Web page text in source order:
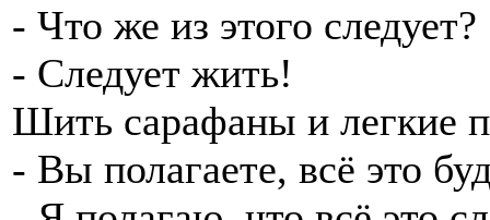
- Что же из этого следует?
- Следует жить!
Шить сарафаны и легкие
- Вы полагаете, всё это